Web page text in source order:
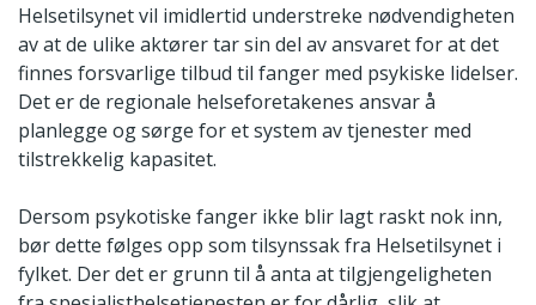
Helsetilsynet vil imidlertid understreke nødvendigheten
av at de ulike aktører tar sin del av ansvaret for at det
finnes forsvarlige tilbud til fanger med psykiske lidelser.
Det er de regionale helseforetakenes ansvar å
planlegge og sørge for et system av tjenester med
tilstrekkelig kapasitet.
Dersom psykotiske fanger ikke blir lagt raskt nok inn,
bør dette følges opp som tilsynssak fra Helsetilsynet i
fylket. Der det er grunn til å anta at tilgjengeligheten